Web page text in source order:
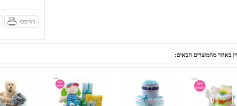
באחד מהמוצרים הבאים: